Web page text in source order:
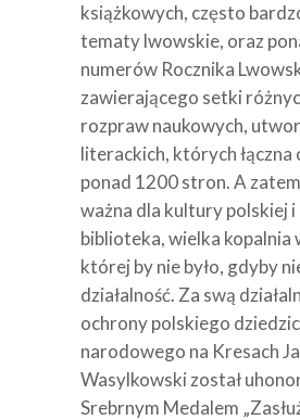
książkowych, często
tematy lwowskie, oraz
numerów Rocznika
zawierającego setki
rozpraw naukowych,
literackich, których łączna
ponad 1200 stron. A
ważna dla kultury polskiej
biblioteka, wielka kopalnia
której by nie było, gdyby
działalność. Za swą
ochrony polskiego
narodowego na Kresach
Wasylkowski został
Srebrnym Medalem